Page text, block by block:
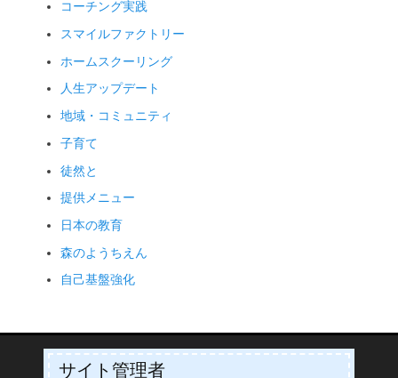
コーチング実践
スマイルファクトリー
ホームスクーリング
人生アップデート
地域・コミュニティ
子育て
徒然と
提供メニュー
日本の教育
森のようちえん
自己基盤強化
サイト管理者